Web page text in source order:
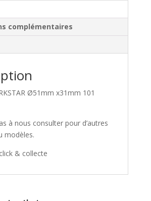
complémentaires
Ø51mm x31mm 101
à nous consulter pour d’autres
modèles.
& collecte